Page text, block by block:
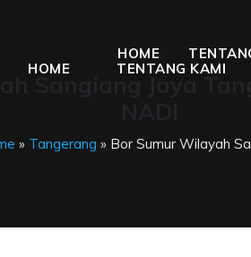
HOME
» Tangerang » Bor Sumur Wilayah
HOME TENTANG KAMI